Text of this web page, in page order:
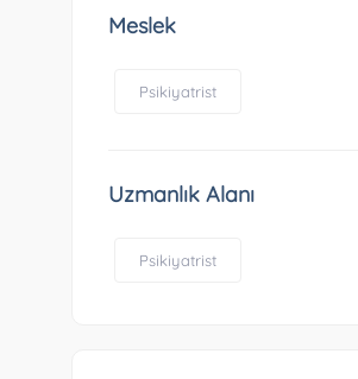
Meslek
Psikiyatrist
Uzmanlık Alanı
Psikiyatrist